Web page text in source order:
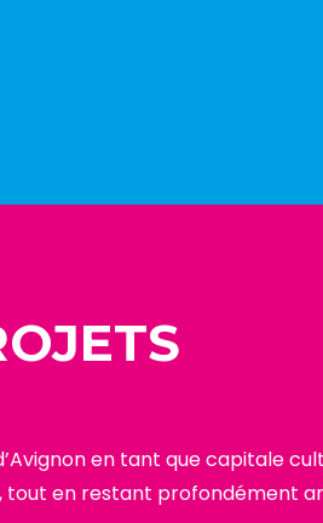
en tant que capitale
en restant profondément